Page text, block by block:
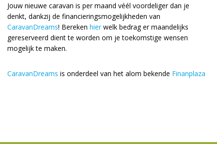
Jouw nieuwe caravan is per maand véél voordeliger dan je
denkt, dankzij de financieringsmogelijkheden van
CaravanDreams! Bereken hierwelk bedrag er maandelijks
gereserveerd dient te worden om je toekomstige wensen
mogelijk te maken.
CaravanDreams is onderdeel van het alom bekende Finanplaza